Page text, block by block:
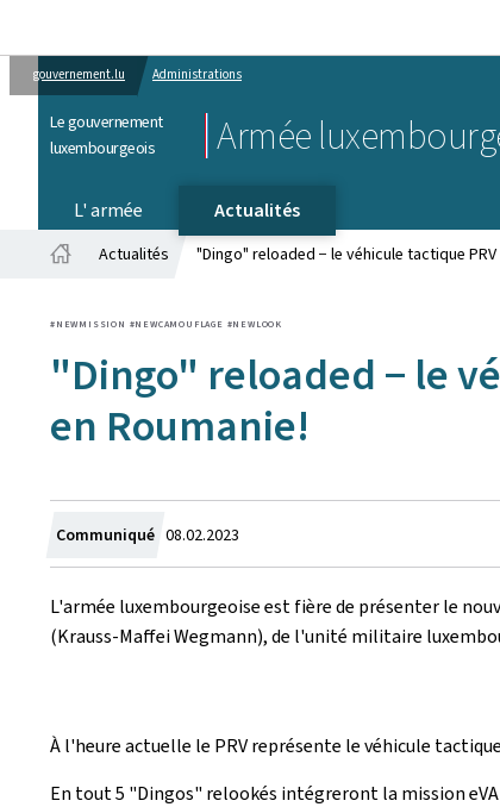
gouvernement.lu Administrations
Le gouvernement
luxembourgeois
Armée
L' armée
Actualités
Actualités "Dingo" reloaded − le véhicule tactique
"Dingo" reloaded − le
en Roumanie!
#NEWMISSION #NEWCAMOUFLAGE #NEWLOOK
Communiqué Crée
le
08.02.2023
L'armée luxembourgeoise est fière de présenter le
(Krauss-Maffei Wegmann), de l'unité militaire
À l'heure actuelle le PRV représente le véhicule
En tout 5 "Dingos" relookés intégreront la mission eVA